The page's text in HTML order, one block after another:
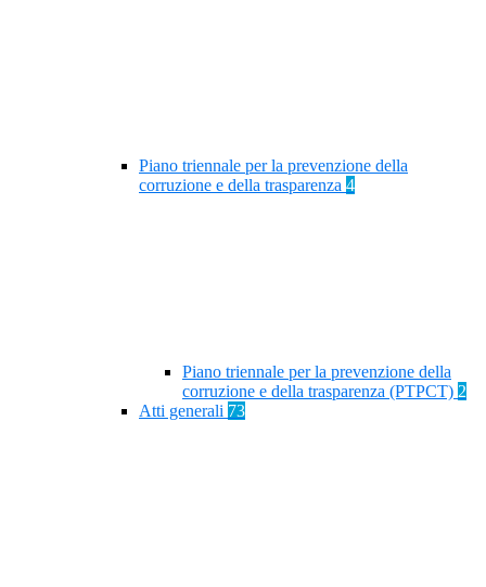
Piano triennale per la prevenzione della
corruzione e della trasparenza 4
Piano triennale per la prevenzione della
corruzione e della trasparenza (PTPCT) 2
Atti generali 73